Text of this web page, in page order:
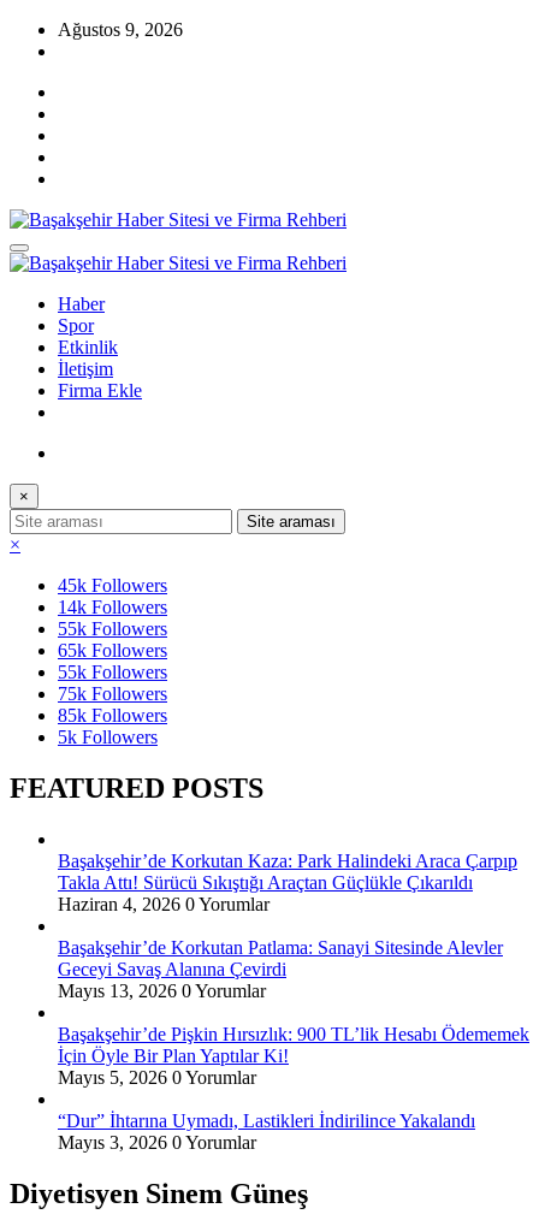
İçeriğe Ağustos 9, 2026
Başakşehir Haber Sitesi ve Firma Rehberi
Başakşehir Haberleri, firma rehber sitesi, kayaşehir, bahçeşehir, ikitelli
Başakşehir Haber Sitesi ve Firma Rehberi
Başakşehir Haberleri, firma rehber sitesi, kayaşehir, bahçeşehir, ikitelli
, güvercintepe firmaları…
Haber
Spor
Etkinlik
İletişim
Firma Ekle
×
×
45k Followers
14k Followers
55k Followers
65k Followers
55k Followers
75k Followers
85k Followers
5k Followers
FEATURED POSTS
Başakşehir’de Korkutan Kaza: Park Halindeki Araca Çarpıp
Takla Attı! Sürücü Sıkıştığı Araçtan Güçlükle Çıkarıldı
Haziran 4, 2026 0 Yorumlar
Başakşehir’de Korkutan Patlama: Sanayi Sitesinde Alevler
Geceyi Savaş Alanına Çevirdi
Mayıs 13, 2026 0 Yorumlar
Başakşehir’de Pişkin Hırsızlık: 900 TL’lik Hesabı Ödememek
İçin Öyle Bir Plan Yaptılar Ki!
Mayıs 5, 2026 0 Yorumlar
“Dur” İhtarına Uymadı, Lastikleri İndirilince Yakalandı
Mayıs 3, 2026 0 Yorumlar
Diyetisyen Sinem Güneş